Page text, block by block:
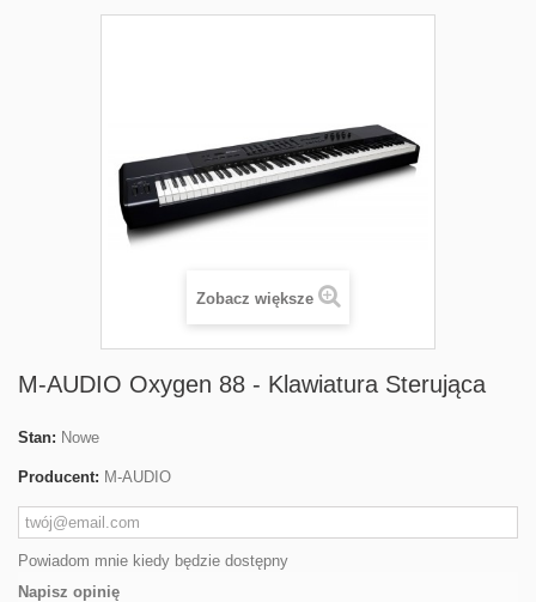
Zobacz większe
M-AUDIO Oxygen 88 - Klawiatura Sterująca
Stan: Nowe
Producent: M-AUDIO
Powiadom mnie kiedy będzie dostępny
Napisz opinię